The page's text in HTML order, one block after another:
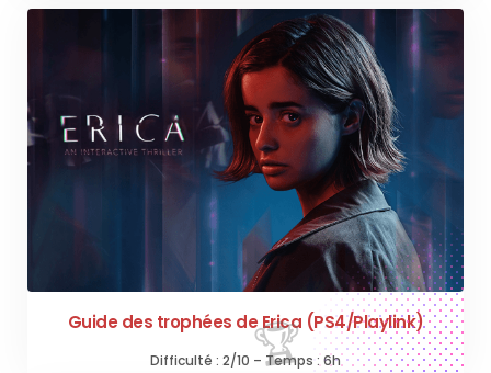
Guide des trophées de Erica (PS4/Playlink)
Difficulté : 2/10 – Temps : 6h